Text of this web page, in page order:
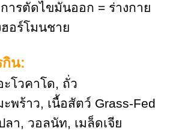
การตัดไขมันออก = ร่างกาย
อร์โมนชาย
กิน:
โวคาโด, ถั่ว
พร้าว, เนื้อสัตว์ Grass-Fed
ลา, วอลนัท, เมล็ดเจีย